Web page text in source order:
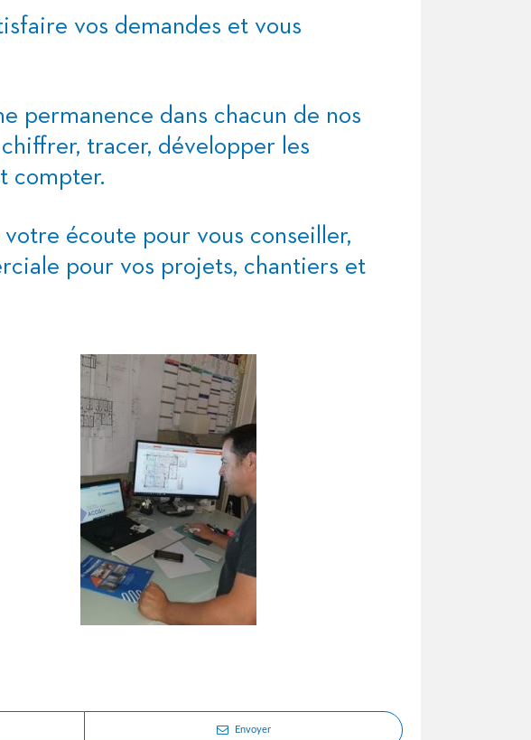
vos demandes et vous
permanence dans chacun de nos
tracer, développer les
compter.
votre écoute pour vous conseiller,
pour vos projets, chantiers et
Envoyer